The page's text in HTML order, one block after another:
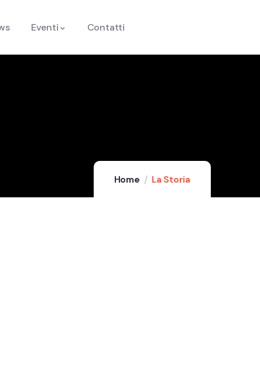
Eventi Contatti
Home La Storia